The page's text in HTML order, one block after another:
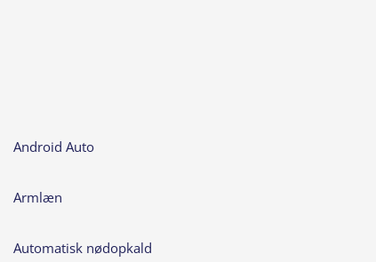
Android Auto
Armlæn
Automatisk nødopkald